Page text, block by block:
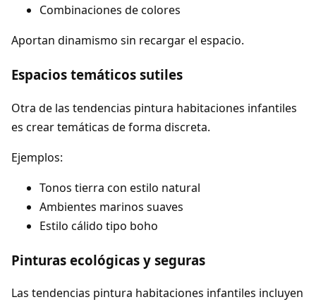
Combinaciones de colores
Aportan dinamismo sin recargar el espacio.
Espacios temáticos sutiles
Otra de las tendencias pintura habitaciones infantiles
es crear temáticas de forma discreta.
Ejemplos:
Tonos tierra con estilo natural
Ambientes marinos suaves
Estilo cálido tipo boho
Pinturas ecológicas y seguras
Las tendencias pintura habitaciones infantiles incluyen